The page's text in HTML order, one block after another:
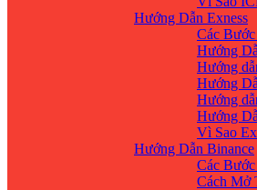
Hướng Dẫn Exness
Các
Hướng
Hướng
Hướng
Hướng
Hướng
Vì Sao
Hướng Dẫn Binance
Các
Cách Mở